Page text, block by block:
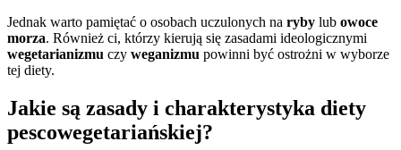
Jednak warto pamiętać o osobach uczulonych na ryby lub owoce
morza. Również ci, którzy kierują się zasadami ideologicznymi
wegetarianizmu czy weganizmu powinni być ostrożni w wyborze
tej diety.
Jakie są zasady i charakterystyka diety
pescowegetariańskiej?